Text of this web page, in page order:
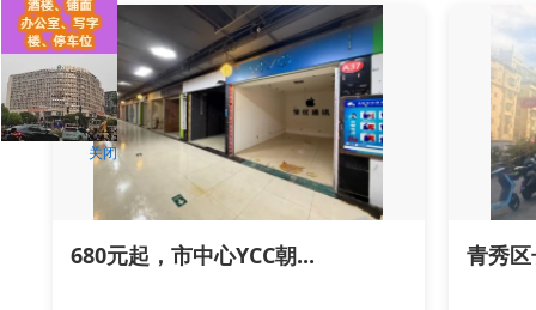
680元起，市中心YCC朝... 青秀
关闭